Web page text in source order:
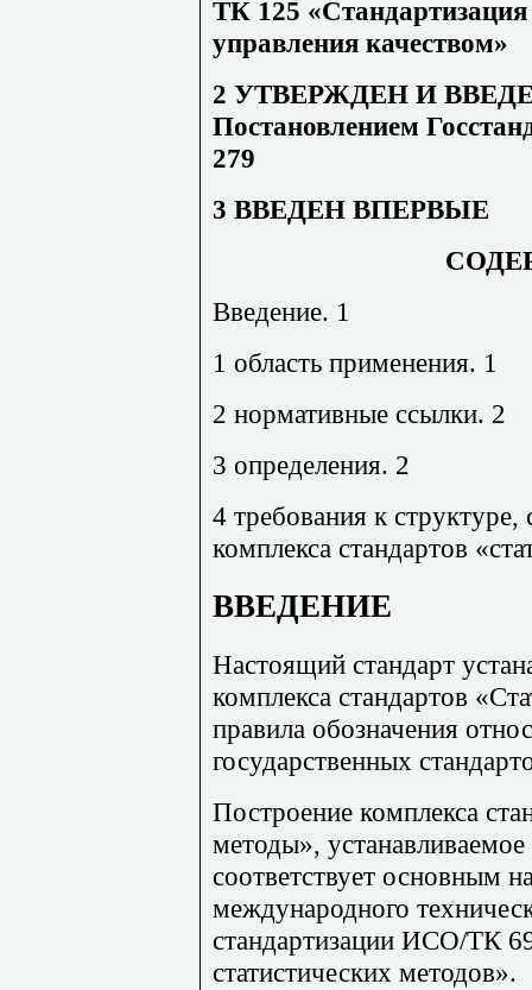
ТК 125 «Стандартизация
управления качеством»
2 УТВЕРЖДЕН И
Постановлением
279
3 ВВЕДЕН ВПЕРВЫЕ
Введение. 1
1 область применения. 1
2 нормативные ссылки. 2
3 определения. 2
4 требования к
комплекса стандартов
ВВЕДЕНИЕ
Настоящий стандарт
комплекса стандартов
правила обозначения
государственных
Построение комплекса
методы»,
соответствует основным
международного
стандартизации ИСО/ТК
статистических методов».